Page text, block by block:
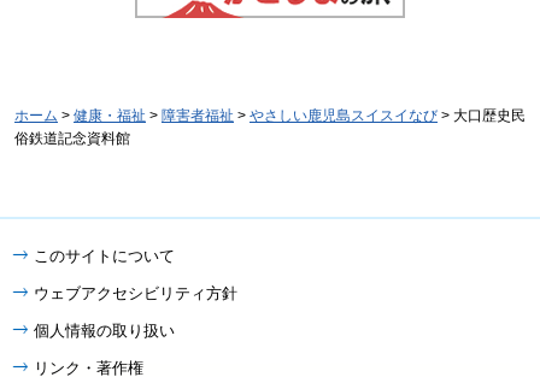
ホーム > 健康・福祉 > 障害者福祉 > やさしい鹿児島スイスイなび > 大口歴史民
俗鉄道記念資料館
このサイトについて
ウェブアクセシビリティ方針
個人情報の取り扱い
リンク・著作権